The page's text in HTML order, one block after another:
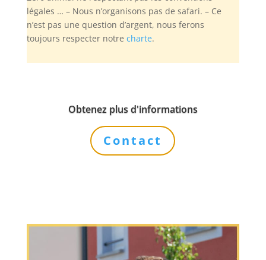
légales … – Nous n’organisons pas de safari. – Ce
n’est pas une question d’argent, nous ferons
toujours respecter notre charte.
Obtenez plus d'informations
Contact